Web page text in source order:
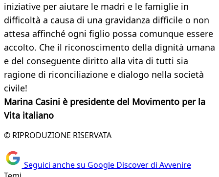
iniziative per aiutare le madri e le famiglie in
difficoltà a causa di una gravidanza difficile o non
attesa affinché ogni figlio possa comunque essere
accolto. Che il riconoscimento della dignità umana
e del conseguente diritto alla vita di tutti sia
ragione di riconciliazione e dialogo nella società
civile!
Marina Casini è presidente del Movimento per la
Vita italiano
© RIPRODUZIONE RISERVATA
Seguici anche su Google Discover di Avvenire